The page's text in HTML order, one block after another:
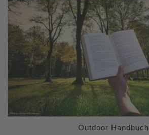
Outdoor Handbuch